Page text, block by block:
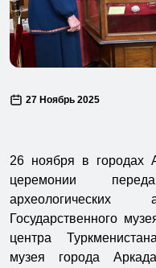
27 Ноябрь 2025
26 ноября в городах
церемонии
Государственного
центра
музея города